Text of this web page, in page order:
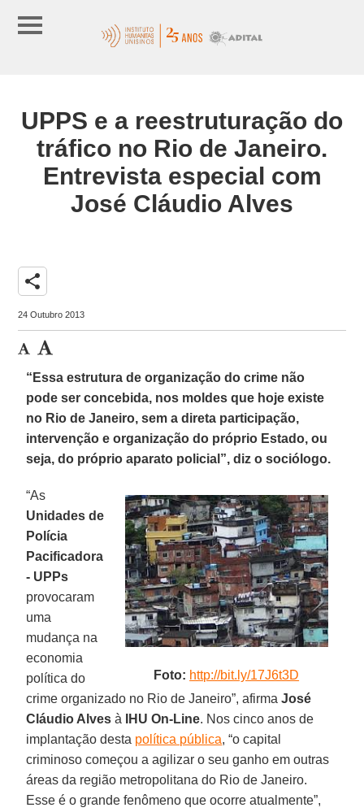
UPPS e a reestruturação do
tráfico no Rio de Janeiro.
Entrevista especial com
José Cláudio Alves
share
24 Outubro 2013
“Essa estrutura de organização do crime não
pode ser concebida, nos moldes que hoje existe
no Rio de Janeiro, sem a direta participação,
intervenção e organização do próprio Estado, ou
seja, do próprio aparato policial”, diz o sociólogo.
Foto: http://bit.ly/17J6t3D
“As
Unidades de
Polícia
Pacificadora
- UPPs
provocaram
uma
mudança na
economia
política do
crime organizado no Rio de Janeiro”, afirmaJosé
Cláudio Alves à IHU On-Line. Nos cinco anos de
implantação desta política pública, “o capital
criminoso começou a agilizar o seu ganho em outras
áreas da região metropolitana do Rio de Janeiro.
Esse é o grande fenômeno que ocorre atualmente”,